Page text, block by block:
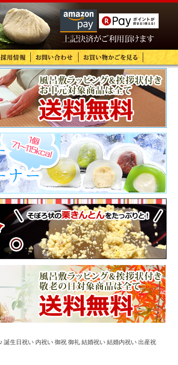
生日祝い 内祝い 御祝 御礼 結婚祝い 結婚内祝い 出産祝